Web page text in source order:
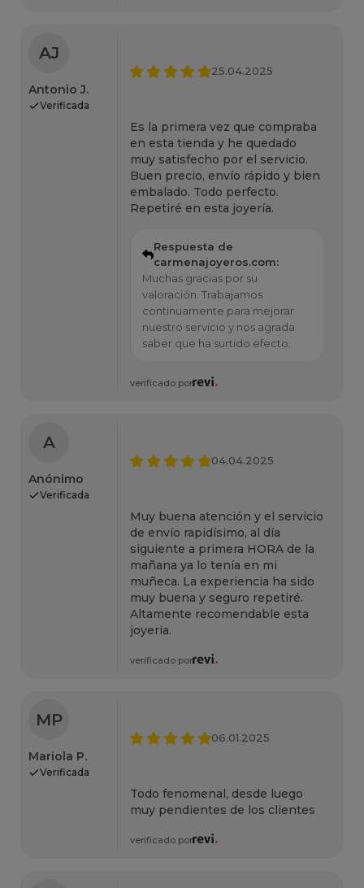
AJ
Antonio J.
Verificada
25.04.2025
Es la primera vez que compraba
en esta tienda y he quedado
muy satisfecho por el servicio.
Buen precio, envío rápido y bien
embalado. Todo perfecto.
Repetiré en esta joyería.
Respuesta de
carmenajoyeros.com:
Muchas gracias por su
valoración. Trabajamos
continuamente para mejorar
nuestro servicio y nos agrada
saber que ha surtido efecto.
verificado por
A
Anónimo
Verificada
04.04.2025
Muy buena atención y el servicio
de envío rapidísimo, al día
siguiente a primera HORA de la
mañana ya lo tenía en mi
muñeca. La experiencia ha sido
muy buena y seguro repetiré.
Altamente recomendable esta
joyeria.
verificado por
MP
Mariola P.
Verificada
06.01.2025
Todo fenomenal, desde luego
muy pendientes de los clientes
verificado por